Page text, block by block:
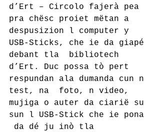
d’Ert – Circolo fajerà pea
pra chësc proiet mëtan a
despusizion l computer y
USB-Sticks, che ie da giapé
debant tla  bibliotech
d’Ert. Duc possa tò pert
respundan ala dumanda cun n
test, na  foto, n video,
mujiga o auter da ciarië su
sun l USB-Stick che ie pona
da dé ju inò tla